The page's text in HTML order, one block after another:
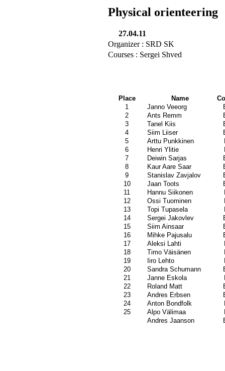
Physical orienteering
27.04.11
Organizer : SRD SK
Courses : Sergei Shved
Place Name
1
Janno Veeorg
2
Ants Remm
3
Tanel Kiis
4
Siim Liiser
5
Arttu Punkkinen
6
Henri Ylitie
7
Deiwin Sarjas
8
Kaur Aare Saar
9
Stanislav Zavjalov
10
Jaan Toots
11
Hannu Siikonen
12
Ossi Tuominen
13
Topi Tupasela
14
Sergei Jakovlev
15
Siim Ainsaar
16
Mihke Pajusalu
17
Aleksi Lahti
18
Timo Väisänen
19
Iiro Lehto
20
Sandra Schumann
21
Janne Eskola
22
Roland Matt
23
Andres Erbsen
24
Anton Bondfolk
25
Alpo Välimaa
Andres Jaanson